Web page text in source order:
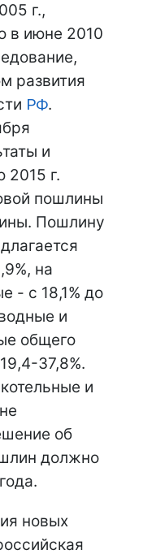
г.,
в июне 2010
развития
РФ.
и
2015 г.
пошлины
Пошлину
на
- с 18,1% до
и
общего
37,8%.
и
об
должно
новых